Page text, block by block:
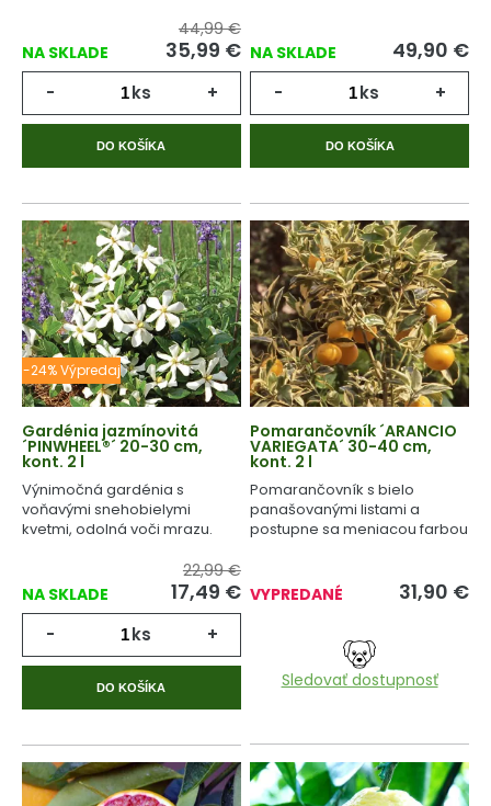
NA SKLADE
44,99 €
35,99 €
- ks +
DO KOŠÍKA
NA SKLADE 49,90 €
- ks +
DO KOŠÍKA
-24% Výpredaj
Gardénia jazmínovitá
´PINWHEEL®´ 20-30 cm,
kont. 2 l
Výnimočná gardénia s
voňavými snehobielymi
kvetmi, odolná voči mrazu.
NA SKLADE
22,99 €
17,49 €
- ks +
DO KOŠÍKA
Pomarančovník ´ARANCIO
VARIEGATA´ 30-40 cm,
kont. 2 l
Pomarančovník s bielo
panašovanými listami a
postupne sa meniacou farbou
VYPREDANÉ 31,90 €
Sledovať dostupnosť